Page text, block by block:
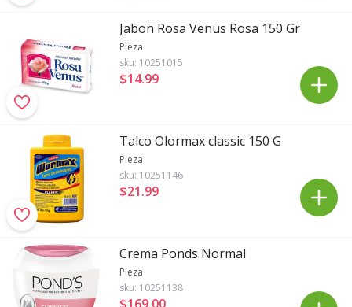
Jabon Rosa Venus Rosa 150 Gr
Pieza
sku: 10251015
$14.99
Talco Olormax classic 150 G
Pieza
sku: 10251146
$21.99
Crema Ponds Normal
Pieza
sku: 10251138